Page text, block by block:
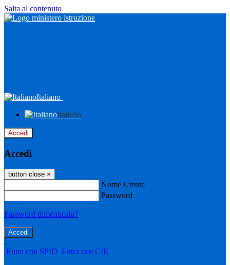
Salta al contenuto
Italiano
Italiano
Accedi
Accedi
button close ×
Nome Utente
Password
Password dimenticata?
-
Entra con SPID Entra con CIE